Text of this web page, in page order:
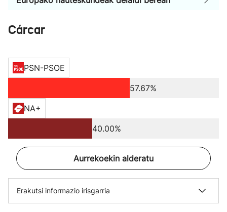
Cárcar
PSN-PSOE
57.67%
NA+
40.00%
Aurrekoekin alderatu
Erakutsi informazio irisgarria